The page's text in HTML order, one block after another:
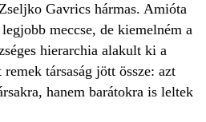
Gavrics hármas. Amióta
meccse, de kiemelném a
hierarchia alakult ki a
társaság jött össze: azt
hanem barátokra is leltek